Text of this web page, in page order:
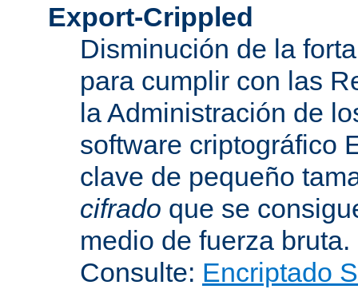
Export-Crippled
Disminución de la
para cumplir con las
la Administración de
software criptográfico
clave de pequeño
cifrado que se
medio de fuerza bruta.
Consulte: Encriptado